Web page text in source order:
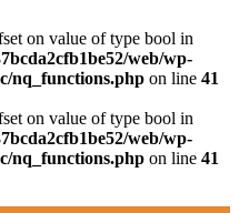
on value of type bool in
web/wp-
nq_functions.php on line 41
on value of type bool in
web/wp-
nq_functions.php on line 41